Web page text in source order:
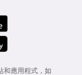
和應用程式，如